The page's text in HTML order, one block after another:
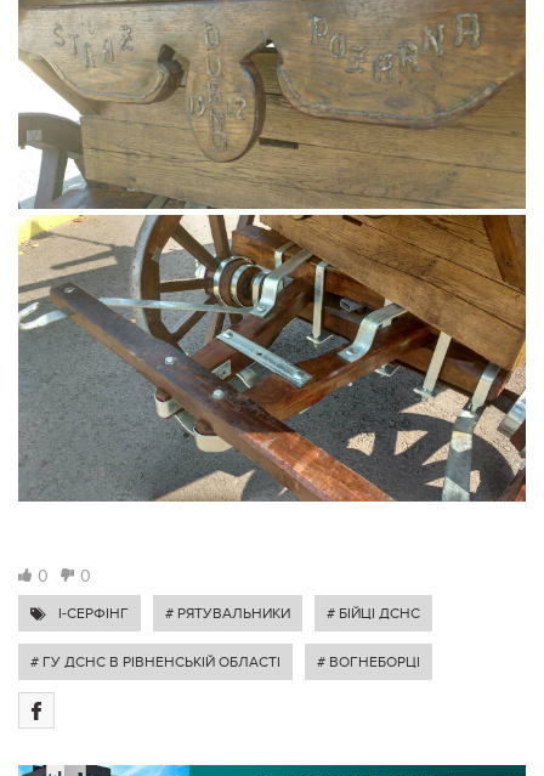
0 0
I-СЕРФІНГ # РЯТУВАЛЬНИКИ # БІЙЦІ ДСНС
# ГУ ДСНС В РІВНЕНСЬКІЙ ОБЛАСТІ # ВОГНЕБОРЦІ